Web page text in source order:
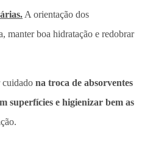
A orientação dos
manter boa hidratação e redobrar
cuidado na troca de absorventes
superfícies e higienizar bem as